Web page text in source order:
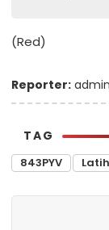
(Red)
Reporter: admin
TAG
843PYV